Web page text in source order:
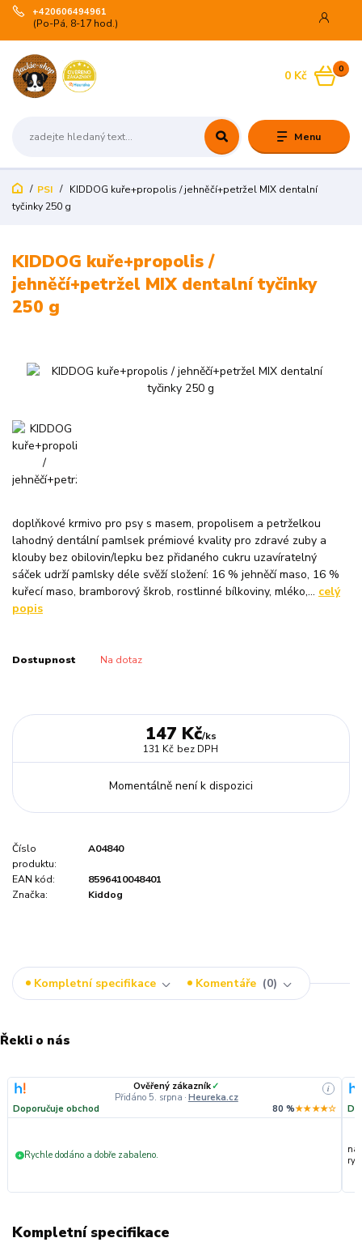
Menu
+420606494961
(Po-Pá, 8-17 hod.)
0
0 Kč
PSI
KIDDOG kuře+propolis / jehněčí+petržel MIX dentalní
tyčinky 250 g
KIDDOG kuře+propolis /
jehněčí+petržel MIX dentalní tyčinky
250 g
doplňkové krmivo pro psy s masem, propolisem a petrželkou
lahodný dentální pamlsek prémiové kvality pro zdravé zuby a
klouby bez obilovin/lepku bez přidaného cukru uzavíratelný
sáček udrží pamlsky déle svěží složení: 16 % jehněčí maso, 16 %
kuřecí maso, bramborový škrob, rostlinné bílkoviny, mléko,... celý
popis
Dostupnost Na dotaz
147 Kč/ks
131 Kč bez DPH
Momentálně není k dispozici
Číslo
produktu:
A04840
EAN kód:
8596410048401
Značka:
Kiddog
Kompletní specifikace Komentáře 0
Řekli o nás
Ověřený zákazník✓
Přidáno 5. srpna · Heureka.cz
i
Doporučuje obchod 80 %★★★★☆
+ Rychle dodáno a dobře zabaleno.
Kompletní specifikace